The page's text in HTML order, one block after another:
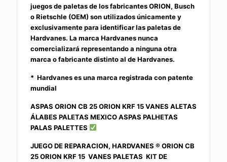
juegos de paletas de los fabricantes ORION, Busch
o Rietschle (OEM) son utilizados únicamente y
exclusivamente para identificar las paletas de
Hardvanes. La marca Hardvanes nunca
comercializará representando a ninguna otra
marca o fabricante distinto al de Hardvanes.
* Hardvanes es una marca registrada con patente
mundial
ASPAS ORION CB 25 ORION KRF 15 VANES ALETAS
ÁLABES PALETAS MEXICO ASPAS PALHETAS
PALAS PALETTES
JUEGO DE REPARACION, HARDVANES ® ORION CB
25 ORION KRF 15 VANES PALETAS KIT DE